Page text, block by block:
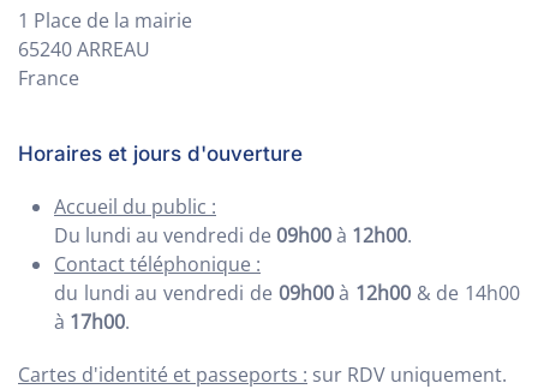
1 Place de la mairie
65240 ARREAU
France
Horaires et jours d'ouverture
Accueil du public :
Du lundi au vendredi de 09h00à 12h00.
Contact téléphonique :
du lundi au vendredi de 09h00à 12h00& de 14h00
à 17h00.
Cartes d'identité et passeports : sur RDV uniquement.